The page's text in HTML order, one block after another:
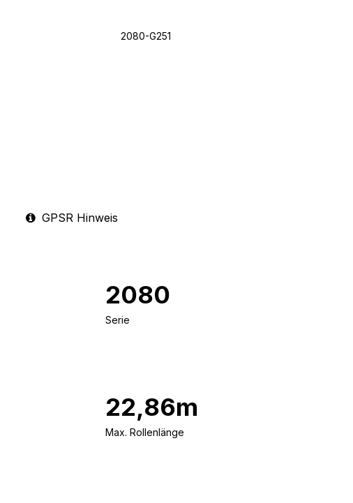
2080-G251
GPSR Hinweis
2080
Serie
22,86m
Max. Rollenlänge